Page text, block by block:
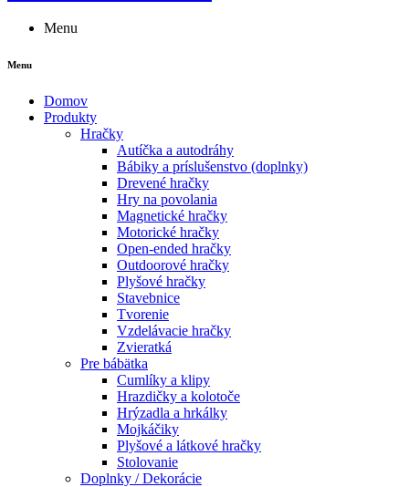
Menu
Menu
Domov
Produkty
Hračky
Autíčka a autodráhy
Bábiky a príslušenstvo (doplnky)
Drevené hračky
Hry na povolania
Magnetické hračky
Motorické hračky
Open-ended hračky
Outdoorové hračky
Plyšové hračky
Stavebnice
Tvorenie
Vzdelávacie hračky
Zvieratká
Pre bábätka
Cumlíky a klipy
Hrazdičky a kolotoče
Hrýzadla a hrkálky
Mojkáčiky
Plyšové a látkové hračky
Stolovanie
Doplnky / Dekorácie